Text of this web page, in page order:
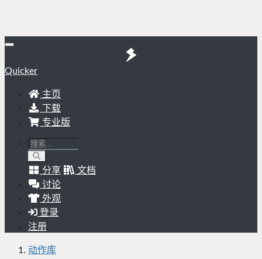
Quicker
主页
下载
专业版
分享
文档
讨论
外观
登录
注册
动作库